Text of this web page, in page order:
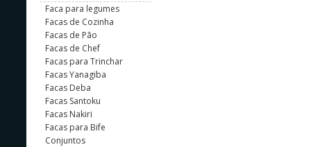
Faca para legumes
Facas de Cozinha
Facas de Pão
Facas de Chef
Facas para Trinchar
Facas Yanagiba
Facas Deba
Facas Santoku
Facas Nakiri
Facas para Bife
Conjuntos